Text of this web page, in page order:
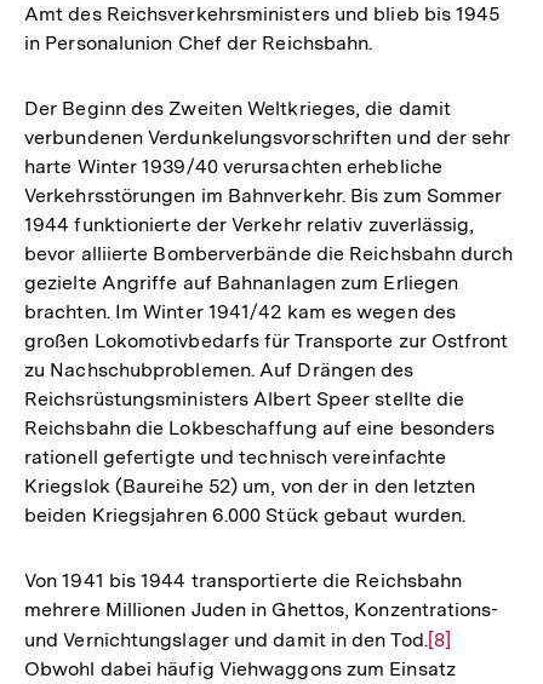
Amt des Reichsverkehrsministers und blieb bis 1945
in Personalunion Chef der Reichsbahn.
Der Beginn des Zweiten Weltkrieges, die damit
verbundenen Verdunkelungsvorschriften und der sehr
harte Winter 1939/40 verursachten erhebliche
Verkehrsstörungen im Bahnverkehr. Bis zum Sommer
1944 funktionierte der Verkehr relativ zuverlässig,
bevor alliierte Bomberverbände die Reichsbahn durch
gezielte Angriffe auf Bahnanlagen zum Erliegen
brachten. Im Winter 1941/42 kam es wegen des
großen Lokomotivbedarfs für Transporte zur Ostfront
zu Nachschubproblemen. Auf Drängen des
Reichsrüstungsministers Albert Speer stellte die
Reichsbahn die Lokbeschaffung auf eine besonders
rationell gefertigte und technisch vereinfachte
Kriegslok (Baureihe 52) um, von der in den letzten
beiden Kriegsjahren 6.000 Stück gebaut wurden.
Von 1941 bis 1944 transportierte die Reichsbahn
mehrere Millionen Juden in Ghettos, Konzentrations-
und Vernichtungslager und damit in den Tod.Zur
Auflösung
[8]
Obwohl dabei häufig Viehwaggons zum Einsatz